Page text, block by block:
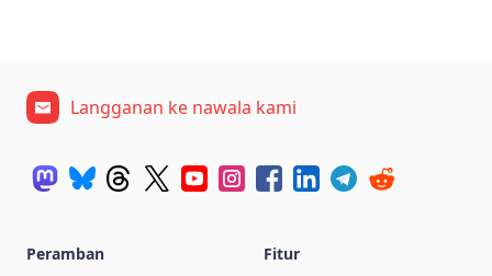
Langganan ke nawala kami
Peramban
Fitur